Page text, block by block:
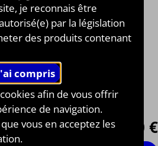
€
Terpology Lab
TERPÈNE - GELATO
Terpène, Sève de Pin, Fruits
23,90 €
je reconnais être
par la législation
des produits contenant
afin de vous offrir
de navigation.
vous en acceptez les